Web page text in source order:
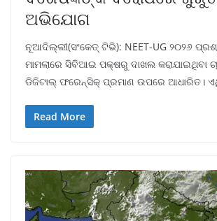
ଅଭିଯୋଗ
ନୂଆଦିଲ୍ଲୀ(ସଂକେତ୍ ଟିଭି): NEET-UG ୨୦୨୬
ମାମଲାରେ ସିବିଆଇ ପକ୍ଷରୁ ଦାଖଲ କରାଯାଇଥିବା
ଡିଜିଟାଲ୍ ଫରେନ୍ସିକ୍ ପ୍ରମାଣ ଉପରେ ଆଧାରିତ।
Read More